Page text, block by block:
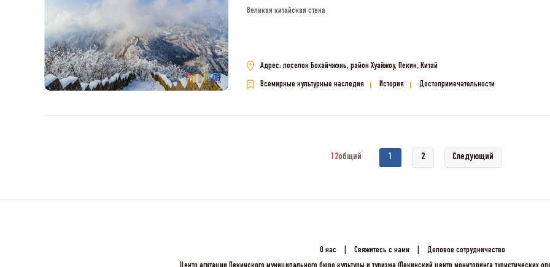
Великая китайская стена
Адрес: поселок Бохайчжэнь, район Хуайжоу, Пекин, Китай
Всемирные культурные наследия История Достопримечательности
12общий 1 2 Следующий
О нас Свяжитесь с нами
Деловое сотрудничество